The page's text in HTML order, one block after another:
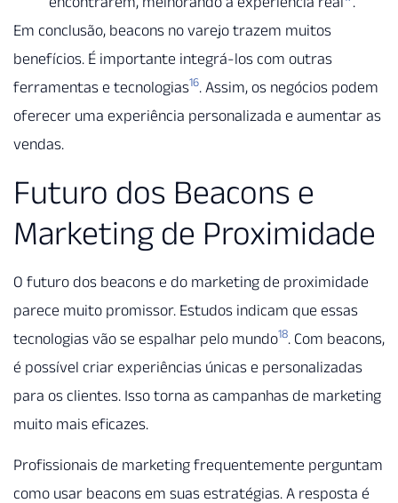
Em conclusão, beacons no varejo trazem muitos
benefícios. É importante integrá-los com outras
ferramentas e tecnologias16. Assim, os negócios podem
oferecer uma experiência personalizada e aumentar as
vendas.
Futuro dos Beacons e
Marketing de Proximidade
O futuro dos beacons e do marketing de proximidade
parece muito promissor. Estudos indicam que essas
tecnologias vão se espalhar pelo mundo18. Com beacons,
é possível criar experiências únicas e personalizadas
para os clientes. Isso torna as campanhas de marketing
muito mais eficazes.
Profissionais de marketing frequentemente perguntam
como usar beacons em suas estratégias. A resposta é